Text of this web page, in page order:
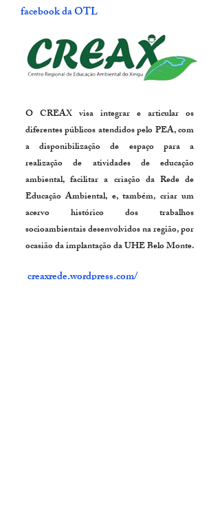
facebook da OTL
O CREAX visa integrar e articular os
diferentes públicos atendidos pelo PEA, com
a disponibilização de espaço para a
realização de atividades de educação
ambiental, facilitar a criação da Rede de
Educação Ambiental, e, também, criar um
acervo histórico dos trabalhos
socioambientais desenvolvidos na região, por
ocasião da implantação da UHE Belo Monte.
creaxrede.wordpress.com/